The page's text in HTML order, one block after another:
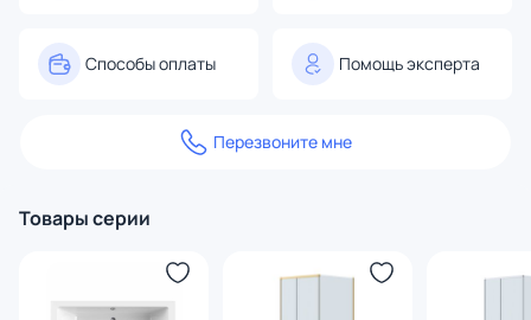
Способы оплаты Помощь эксперта
Перезвоните мне
Товары серии